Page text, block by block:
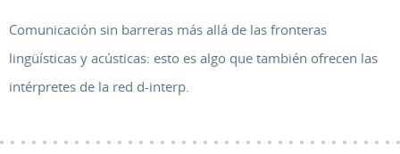
Comunicación sin barreras más allá de las fronteras
lingüísticas y acústicas: esto es algo que también ofrecen las
intérpretes de la red d-interp.